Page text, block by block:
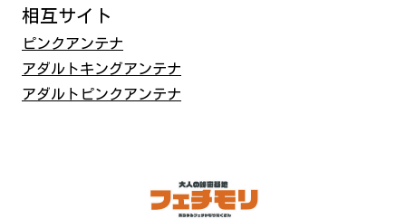
相互サイト
ピンクアンテナ
アダルトキングアンテナ
アダルトピンクアンテナ